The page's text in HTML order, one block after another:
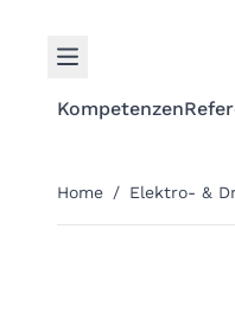
Kompetenzen
Home / Elektro- &